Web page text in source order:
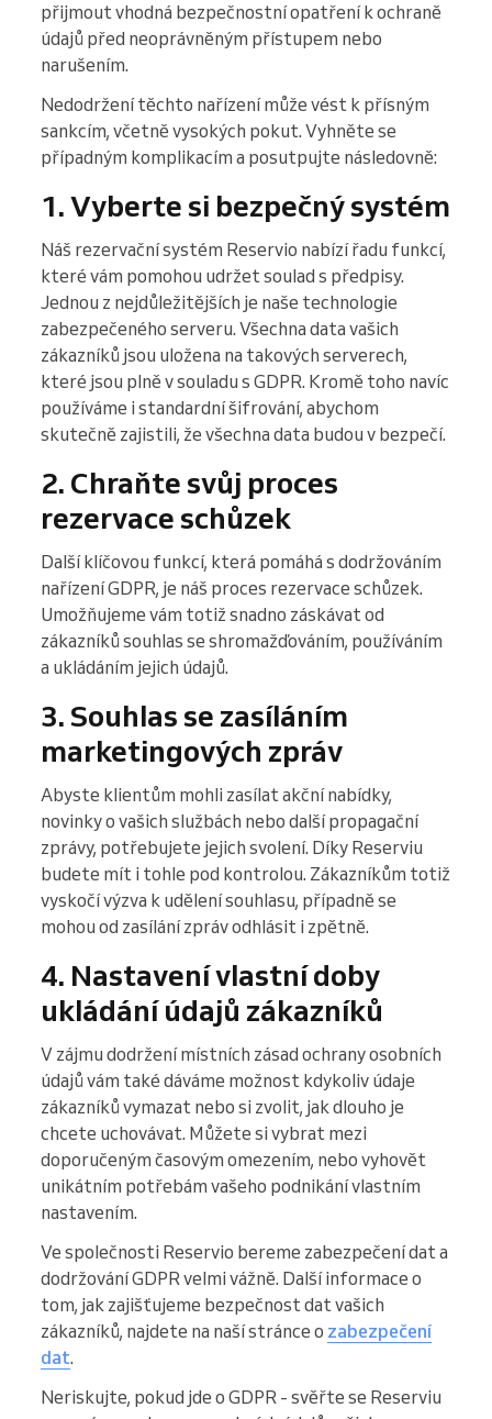
přijmout vhodná bezpečnostní opatření k ochraně
údajů před neoprávněným přístupem nebo
narušením.
Nedodržení těchto nařízení může vést k přísným
sankcím, včetně vysokých pokut. Vyhněte se
případným komplikacím a posutpujte následovně:
1. Vyberte si bezpečný systém
Náš rezervační systém Reservio nabízí řadu funkcí,
které vám pomohou udržet soulad s předpisy.
Jednou z nejdůležitějších je naše technologie
zabezpečeného serveru. Všechna data vašich
zákazníků jsou uložena na takových serverech,
které jsou plně v souladu s GDPR. Kromě toho navíc
používáme i standardní šifrování, abychom
skutečně zajistili, že všechna data budou v bezpečí.
2. Chraňte svůj proces
rezervace schůzek
Další klíčovou funkcí, která pomáhá s dodržováním
nařízení GDPR, je náš proces rezervace schůzek.
Umožňujeme vám totiž snadno záskávat od
zákazníků souhlas se shromažďováním, používáním
a ukládáním jejich údajů.
3. Souhlas se zasíláním
marketingových zpráv
Abyste klientům mohli zasílat akční nabídky,
novinky o vašich službách nebo další propagační
zprávy, potřebujete jejich svolení. Díky Reserviu
budete mít i tohle pod kontrolou. Zákazníkům totiž
vyskočí výzva k udělení souhlasu, případně se
mohou od zasílání zpráv odhlásit i zpětně.
4. Nastavení vlastní doby
ukládání údajů zákazníků
V zájmu dodržení místních zásad ochrany osobních
údajů vám také dáváme možnost kdykoliv údaje
zákazníků vymazat nebo si zvolit, jak dlouho je
chcete uchovávat. Můžete si vybrat mezi
doporučeným časovým omezením, nebo vyhovět
unikátním potřebám vašeho podnikání vlastním
nastavením.
Ve společnosti Reservio bereme zabezpečení dat a
dodržování GDPR velmi vážně. Další informace o
tom, jak zajišťujeme bezpečnost dat vašich
zákazníků, najdete na naší stránce o zabezpečení
dat.
Neriskujte, pokud jde o GDPR - svěřte se Reserviu